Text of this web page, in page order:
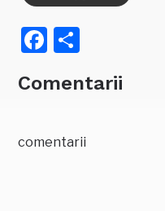
Facebook
Comentarii
comentarii